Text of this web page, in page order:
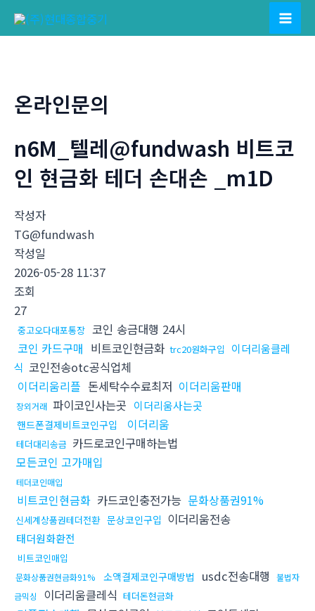
Main
온라인문의
n6M_텔레@fundwash 비트코
인 현금화 테더 손대손 _m1D
작성자
TG@fundwash
작성일
2026-05-28 11:37
조회
27
중고오다대포통장 코인 송금대행 24시
코인 카드구매 비트코인현금화 trc20원화구입
이더리움클레
식 코인전송otc공식업체
이더리움리플 돈세탁수수료최저 이더리움판매
장외거래 파이코인사는곳 이더리움사는곳
핸드폰결제비트코인구입 이더리움
테더대리송금 카드로코인구매하는법
모든코인 고가매입
테더코인매입
비트코인현금화 카드코인충전가능 문화상품권91%
신세계상품권테더전환 문상코인구입 이더리움전송
태더원화환전
비트코인매입
문화상품권현금화91% 소액결제코인구매방법 usdc전송대행
불법자
금믹싱
이더리움클레식 테더돈현금화